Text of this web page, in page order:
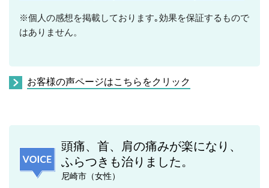
※個人の感想を掲載しております｡効果を保証するもので
はありません。
お客様の声ページはこちらをクリック
頭痛、首、肩の痛みが楽になり、
ふらつきも治りました。
尼崎市（女性）